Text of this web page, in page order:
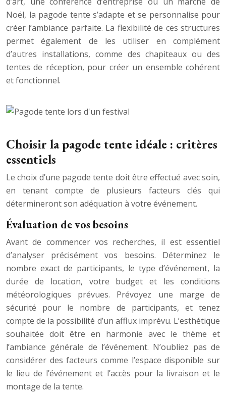
Noël, la pagode tente s’adapte et se personnalise pour
créer l’ambiance parfaite. La flexibilité de ces structures
permet également de les utiliser en complément
d’autres installations, comme des chapiteaux ou des
tentes de réception, pour créer un ensemble cohérent
et fonctionnel.
Choisir la pagode tente idéale : critères
essentiels
Le choix d’une pagode tente doit être effectué avec soin,
en tenant compte de plusieurs facteurs clés qui
détermineront son adéquation à votre événement.
Évaluation de vos besoins
Avant de commencer vos recherches, il est essentiel
d’analyser précisément vos besoins. Déterminez le
nombre exact de participants, le type d’événement, la
durée de location, votre budget et les conditions
météorologiques prévues. Prévoyez une marge de
sécurité pour le nombre de participants, et tenez
compte de la possibilité d’un afflux imprévu. L’esthétique
souhaitée doit être en harmonie avec le thème et
l’ambiance générale de l’événement. N’oubliez pas de
considérer des facteurs comme l’espace disponible sur
le lieu de l’événement et l’accès pour la livraison et le
montage de la tente.